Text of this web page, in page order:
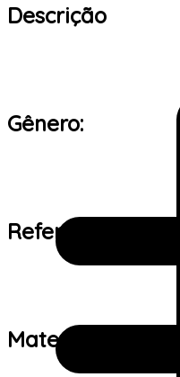
Descrição
Gênero:
Referência de
Material: